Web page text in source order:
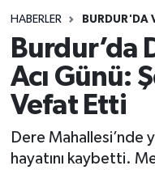
HABERLER BURDUR'DA
Burdur’da
Acı Günü:
Vefat Etti
Dere Mahallesi’nde
hayatını kaybetti.
Spor
Tebrik
Türkiye